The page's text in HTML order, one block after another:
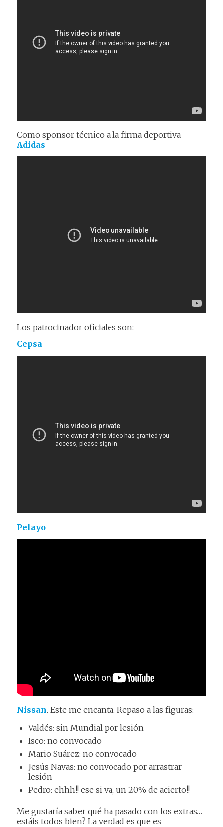
Como sponsor técnico a la firma deportiva
Adidas
Los patrocinador oficiales son:
Cepsa
Pelayo
Nissan. Este me encanta. Repaso a las figuras:
Valdés: sin Mundial por lesión
Isco: no convocado
Mario Suárez: no convocado
Jesús Navas: no convocado por arrastrar
lesión
Pedro: ehhh!! ese si va, un 20% de acierto!!
Me gustaría saber qué ha pasado con los extras…
estáis todos bien? La verdad es que es